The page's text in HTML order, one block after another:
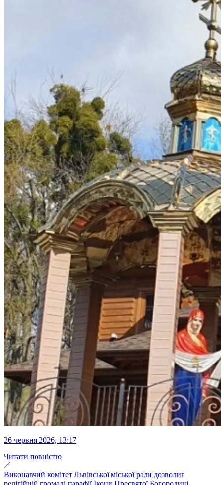
26 червня 2026, 13:17
Читати повністю
Виконавчий комітет Львівської міської ради дозволив
релігійній громаді парафії Ікони Пресвятої Богородиці